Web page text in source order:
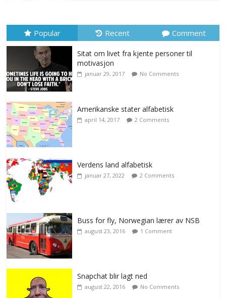
Popular Recent Comment
Sitat om livet fra kjente personer til
motivasjon
januar 29, 2017 No Comments
Amerikanske stater alfabetisk
april 14, 2017 2 Comments
Verdens land alfabetisk
januar 27, 2022 2 Comments
Buss for fly, Norwegian lærer av NSB
august 23, 2016 1 Comment
Snapchat blir lagt ned
august 22, 2016 No Comments